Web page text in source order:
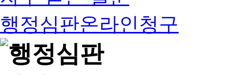
행정심판온라인청구